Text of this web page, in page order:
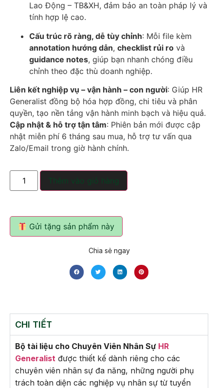
Lao Động – TB&XH, đảm bảo an toàn pháp lý và
tính hợp lệ cao.
Cấu trúc rõ ràng, dễ tùy chỉnh: Mỗi file kèm
annotation hướng dẫn, checklist rủi ro và
guidance notes, giúp bạn nhanh chóng điều
chỉnh theo đặc thù doanh nghiệp.
Liên kết nghiệp vụ – vận hành – con người: Giúp HR
Generalist đồng bộ hóa hợp đồng, chi tiêu và phân
quyền, tạo nền tảng vận hành minh bạch và hiệu quả.
Cập nhật & hỗ trợ tận tâm: Phiên bản mới được cập
nhật miễn phí 6 tháng sau mua, hỗ trợ tư vấn qua
Zalo/Email trong giờ hành chính.
Thêm vào giỏ hàng
Gửi tặng sản phẩm này
Chia sẻ ngay
CHI TIẾT
Bộ tài liệu cho Chuyên Viên Nhân Sự HR
Generalist được thiết kế dành riêng cho các
chuyên viên nhân sự đa năng, những người phụ
trách toàn diện các nghiệp vụ nhân sự từ tuyển